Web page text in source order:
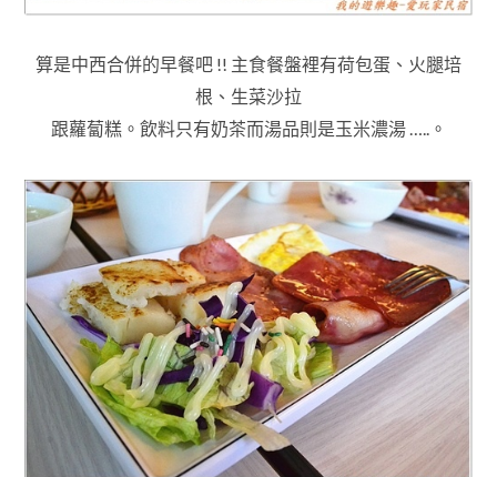
算是中西合併的早餐吧 !! 主食餐盤裡有荷包蛋 、火腿培
根 、生菜沙拉
跟蘿蔔糕。飲料只有奶茶而湯品則是玉米濃湯 …..。